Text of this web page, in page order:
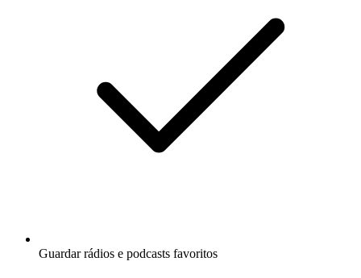
Guardar rádios e podcasts favoritos